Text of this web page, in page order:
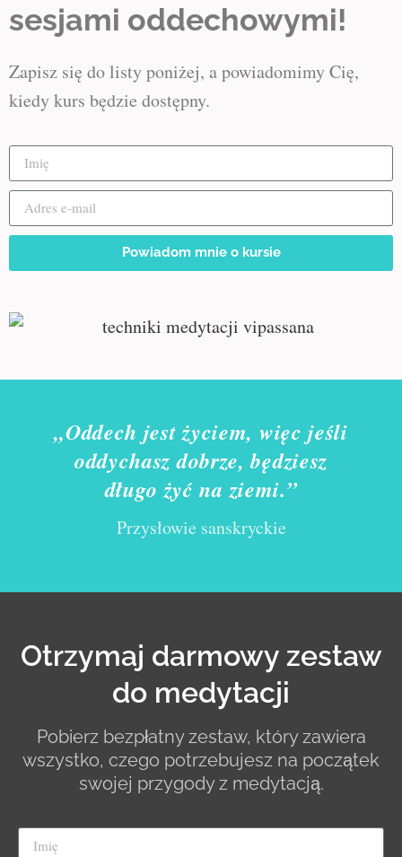
sesjami oddechowymi!
Zapisz się do listy poniżej, a powiadomimy Cię,
kiedy kurs będzie dostępny.
Powiadom mnie o kursie
„Oddech jest życiem, więc jeśli
oddychasz dobrze, będziesz
długo żyć na ziemi.”
Przysłowie sanskryckie
Otrzymaj darmowy zestaw
do medytacji
Pobierz bezpłatny zestaw, który zawiera
wszystko, czego potrzebujesz na początek
swojej przygody z medytacją.